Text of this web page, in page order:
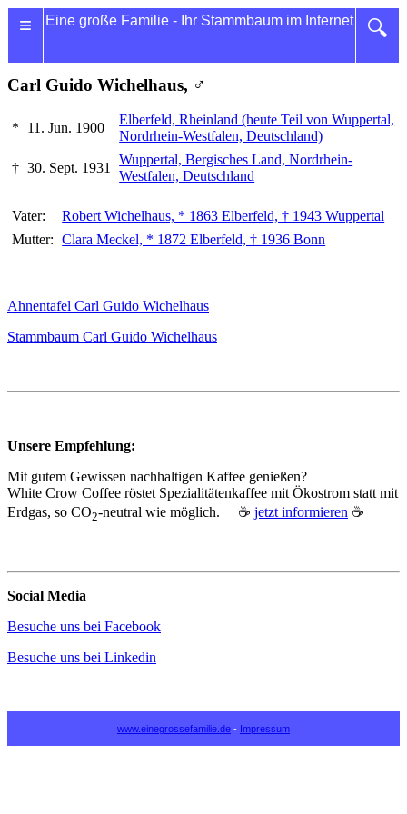
≡ 🔍
Eine große Familie - Ihr Stammbaum im Internet
Carl Guido Wichelhaus, ♂
* 11. Jun. 1900
Elberfeld, Rheinland (heute Teil von Wuppertal,
Nordrhein-Westfalen, Deutschland)
† 30. Sept. 1931
Wuppertal, Bergisches Land, Nordrhein-
Westfalen, Deutschland
Vater:
Robert Wichelhaus, * 1863 Elberfeld, † 1943 Wuppertal
Mutter: Clara Meckel, * 1872 Elberfeld, † 1936 Bonn
Ahnentafel Carl Guido Wichelhaus
Stammbaum Carl Guido Wichelhaus
Unsere Empfehlung:
Mit gutem Gewissen nachhaltigen Kaffee genießen?
White Crow Coffee röstet Spezialitätenkaffee mit Ökostrom statt mit
Erdgas, so CO2‑neutral wie möglich. ☕ jetzt informieren ☕
Social Media
Besuche uns bei Facebook
Besuche uns bei Linkedin
www.einegrossefamilie.de - Impressum